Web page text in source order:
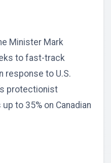
Minister Mark
to fast-track
to U.S.
protectionist
to 35% on Canadian